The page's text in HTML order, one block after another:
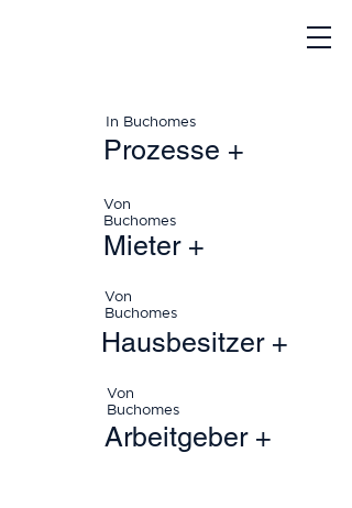
In Buchomes
Prozesse +
Von
Buchomes
Mieter +
Von
Buchomes
Hausbesitzer +
Von
Buchomes
Arbeitgeber +